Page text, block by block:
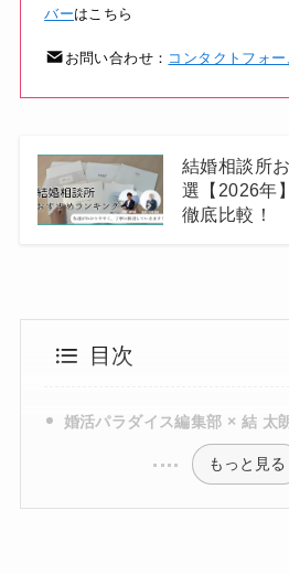
バーはこちら
お問い合わせ： コンタクトフォー
結婚相談所
選【2026年
徹底比較！
目次
婚活パラダイス編集部 × 結 太
もっと見る